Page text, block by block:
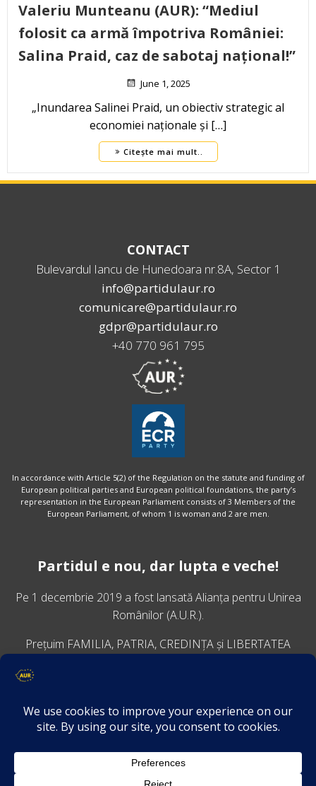
Valeriu Munteanu (AUR): “Mediul
folosit ca armă împotriva României:
Salina Praid, caz de sabotaj național!”
June 1, 2025
„Inundarea Salinei Praid, un obiectiv strategic al
economiei naționale și […]
Citește mai mult..
CONTACT
Bulevardul Iancu de Hunedoara nr.8A, Sector 1
info@partidulaur.ro
comunicare@partidulaur.ro
gdpr@partidulaur.ro
+40 770 961 795
In accordance with Article 5(2) of the Regulation on the statute and funding of
European political parties and European political foundations, the party’s
representation in the European Parliament consists of 3 Members of the
European Parliament, of whom 1 is woman and 2 are men.
Partidul e nou, dar lupta e veche!
Pe 1 decembrie 2019 a fost lansatăAlianța pentru Unirea
Românilor (A.U.R.).
Prețuim FAMILIA, PATRIA, CREDINȚA și LIBERTATEA
VINO ALĂTURI DE NOI
Descarcă aplicația Platforma AUR
Termeni și condiții de confidențialitate